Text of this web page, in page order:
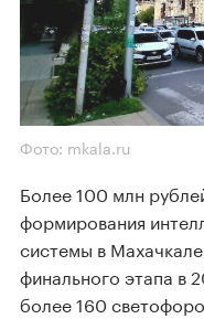
Фото: mkala.ru
Более 100 млн
формирования
системы в
финального этапа в
более 160